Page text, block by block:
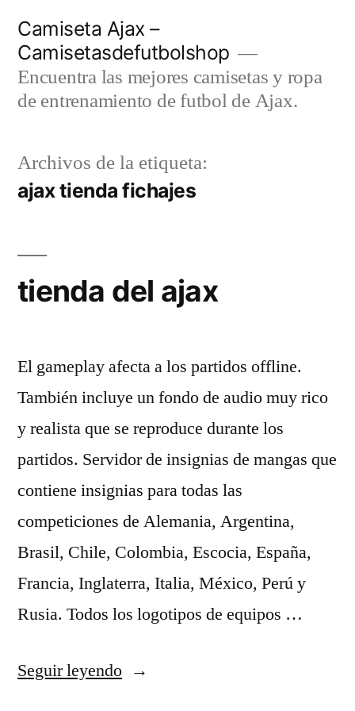
contenido
Camiseta Ajax –
Camisetasdefutbolshop
Encuentra las mejores camisetas y ropa
de entrenamiento de futbol de Ajax.
Archivos de la etiqueta:
ajax tienda fichajes
tienda del ajax
El gameplay afecta a los partidos offline.
También incluye un fondo de audio muy rico
y realista que se reproduce durante los
partidos. Servidor de insignias de mangas que
contiene insignias para todas las
competiciones de Alemania, Argentina,
Brasil, Chile, Colombia, Escocia, España,
Francia, Inglaterra, Italia, México, Perú y
Rusia. Todos los logotipos de equipos …
Seguir leyendo«tienda